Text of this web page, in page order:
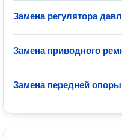
Замена регулятора
Замена приводного
Замена передней опоры